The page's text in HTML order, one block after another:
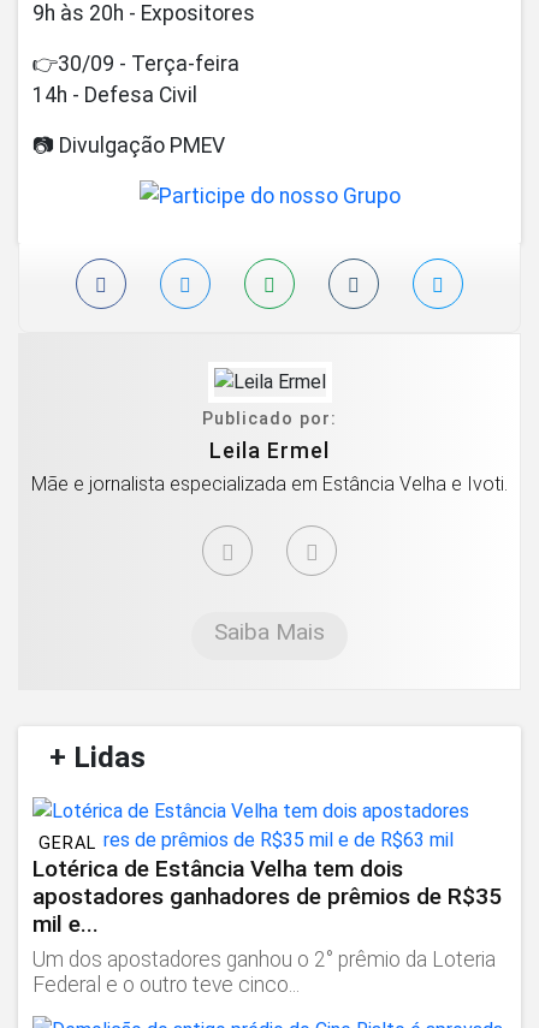
9h às 20h - Expositores
👉30/09 - Terça-feira
14h - Defesa Civil
📷 Divulgação PMEV
Publicado por:
Leila Ermel
Mãe e jornalista especializada em Estância Velha e Ivoti.
Saiba Mais
+ Lidas
GERAL
Lotérica de Estância Velha tem dois
apostadores ganhadores de prêmios de R$35
mil e...
Um dos apostadores ganhou o 2° prêmio da Loteria
Federal e o outro teve cinco...